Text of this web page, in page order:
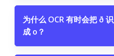
为什么 OCR 有时会把 ð
成 o？